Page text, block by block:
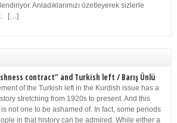
Anladıklarımızı özetleyerek sizlerle
[…]
contract” and Turkish left / Barış Ünlü
of the Turkish left in the Kurdish issue has a
stretching from 1920s to present. And this
is not one to be ashamed of. In fact, some periods
in that history can be admired. While either a